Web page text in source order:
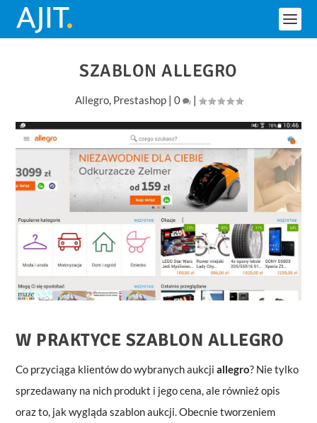
SZABLON ALLEGRO
Allegro, Prestashop| 0 |
W PRAKTYCE SZABLON ALLEGRO
Co przyciąga klientów do wybranych aukcjiallegro? Nie tylko
sprzedawany na nich produkt i jego cena, ale również opis
oraz to, jak wygląda szablon aukcji. Obecnie tworzeniem